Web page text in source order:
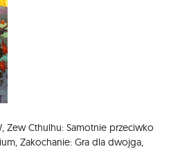
Zew Cthulhu: Samotnie przeciwko
Zakochanie: Gra dla dwojga,